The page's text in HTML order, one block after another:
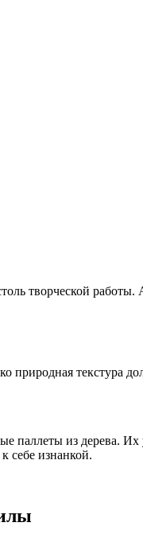
творческой работы.
природная текстура
паллеты из дерева.
себе изнанкой.